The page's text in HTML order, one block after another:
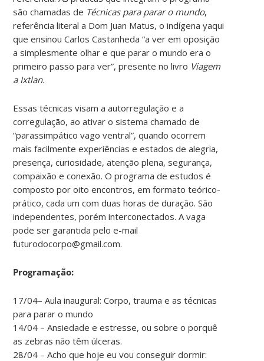
são chamadas de Técnicas para parar o mundo,
referência literal a Dom Juan Matus, o indígena yaqui
que ensinou Carlos Castanheda “a ver em oposição
a simplesmente olhar e que parar o mundo era o
primeiro passo para ver”, presente no livro Viagem
a Ixtlan.
Essas técnicas visam a autorregulação e a
corregulação, ao ativar o sistema chamado de
“parassimpático vago ventral”, quando ocorrem
mais facilmente experiências e estados de alegria,
presença, curiosidade, atenção plena, segurança,
compaixão e conexão. O programa de estudos é
composto por oito encontros, em formato teórico-
prático, cada um com duas horas de duração. São
independentes, porém interconectados. A vaga
pode ser garantida pelo e-mail
futurodocorpo@gmail.com.
Programação:
17/04– Aula inaugural: Corpo, trauma e as técnicas
para parar o mundo
14/04 – Ansiedade e estresse, ou sobre o porquê
as zebras não têm úlceras.
28/04 – Acho que hoje eu vou conseguir dormir: